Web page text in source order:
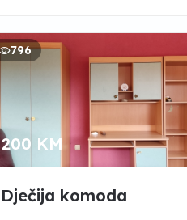
796
200 KM
Dječija komoda